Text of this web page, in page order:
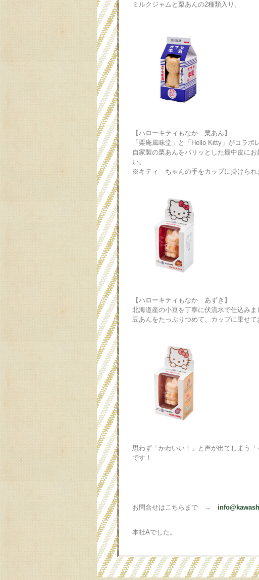
ミルクジャムと栗あんの2種類入り。
【ハローキティもなか 栗あん】
「栗庵風味堂」と「Hello Kitty」がコラボ
自家製の栗あんをパリッとした最中皮に
い。
※キティ―ちゃんの手をカップに掛けられ
【ハローキティもなか あずき】
北海道産の小豆を丁寧に伏流水で仕込み
豆あんをたっぷりつめて、カップに乗せて
思わず「かわいい！」と声が出てしまう
です！
お問合せはこちらまで →
本社Aでした。